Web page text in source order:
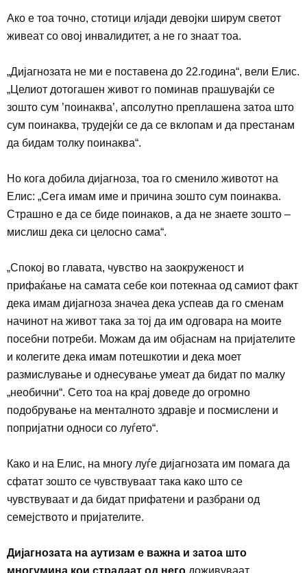
Ако е тоа точно, стотици илјади девојки ширум светот
живеат со овој инвалидитет, а не го знаат тоа.
„Дијагнозата не ми е поставена до 22.година“, вели Елис.
„Целиот дотогашен живот го поминав прашувајќи се
зошто сум ’поинаква’, апсолутно преплашена затоа што
сум поинаква, трудејќи се да се вклопам и да престанам
да бидам толку поинаква“.
Но кога добила дијагноза, тоа го сменило животот на
Елис: „Сега имам име и причина зошто сум поинаква.
Страшно е да се биде поинаков, а да не знаете зошто –
мислиш дека си целосно сама“.
„Спокој во главата, чувство на заокруженост и
прифаќање на самата себе кои потекнаа од самиот факт
дека имам дијагноза значеа дека успеав да го сменам
начинот на живот така за тој да им одговара на моите
посебни потреби. Можам да им објаснам на пријателите
и колегите дека имам потешкотии и дека моет
размислување и однесување умеат да бидат по малку
„необични“. Сето тоа на крај доведе до огромно
подобрување на менталното здравје и посмислени и
попријатни односи со луѓето“.
Како и на Елис, на многу луѓе дијагнозата им помага да
сфатат зошто се чувствуваат така како што се
чувствуваат и да бидат прифатени и разбрани од
семејството и пријателите.
Дијагнозата на аутизам е важна и затоа што